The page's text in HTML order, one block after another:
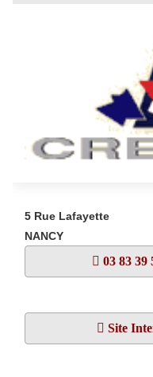
5 Rue Lafayette
NANCY
03 83 39
Site